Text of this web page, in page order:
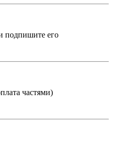
подпишите его
частями)